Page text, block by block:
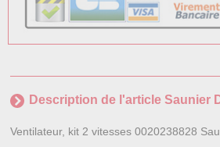
Description de l'article Saunier
Ventilateur, kit 2 vitesses 0020238828